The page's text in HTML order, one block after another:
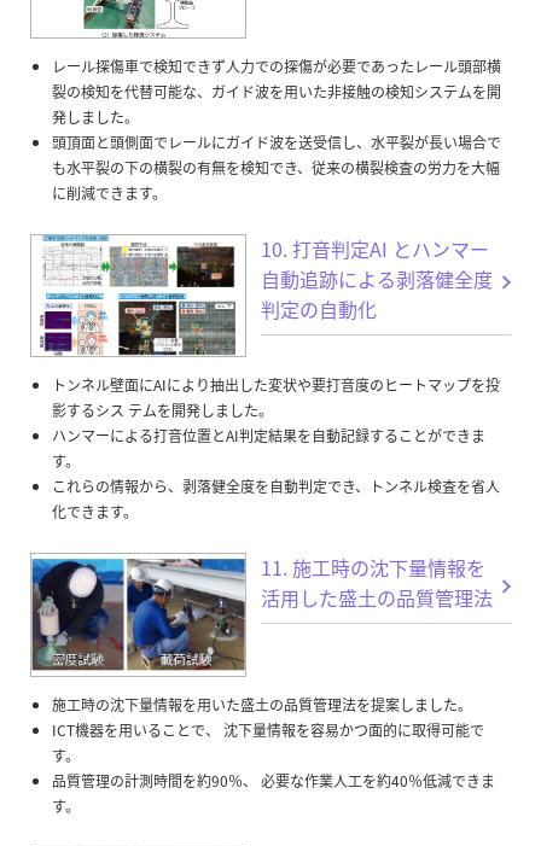
レール探傷車で検知できず人力での探傷が必要であったレール頭部横
裂の検知を代替可能な、ガイド波を用いた非接触の検知システムを開
発しました。
頭頂面と頭側面でレールにガイド波を送受信し、水平裂が長い場合で
も水平裂の下の横裂の有無を検知でき、従来の横裂検査の労力を大幅
に削減できます。
10. 打音判定AI とハンマー
自動追跡による剥落健全度
判定の自動化
トンネル壁面にAIにより抽出した変状や要打音度のヒートマップを投
影するシス テムを開発しました。
ハンマーによる打音位置とAI判定結果を自動記録することができま
す。
これらの情報から、剥落健全度を自動判定でき、トンネル検査を省人
化できます。
11. 施工時の沈下量情報を
活用した盛土の品質管理法
施工時の沈下量情報を用いた盛土の品質管理法を提案しました。
ICT機器を用いることで、 沈下量情報を容易かつ面的に取得可能で
す。
品質管理の計測時間を約90％、 必要な作業人工を約40％低減できま
す。